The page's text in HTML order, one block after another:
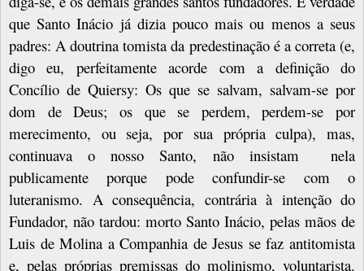
que Santo Inácio já dizia pouco mais ou menos a seus
padres: A doutrina tomista da predestinação é a correta (e,
digo eu, perfeitamente acorde com a definição do
Concílio de Quiersy: Os que se salvam, salvam-se por
dom de Deus; os que se perdem, perdem-se por
merecimento, ou seja, por sua própria culpa), mas,
continuava o nosso Santo, não insistam
nela
publicamente porque pode confundir-se com o
luteranismo. A consequência, contrária à intenção do
Fundador, não tardou: morto Santo Inácio, pelas mãos de
Luis de Molina a Companhia de Jesus se faz antitomista
e, pelas próprias premissas do molinismo, voluntarista.